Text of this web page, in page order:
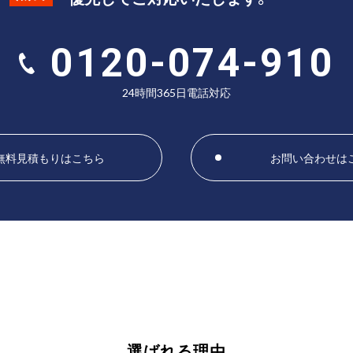
0120-074-910
24時間365日電話対応
料見積もりはこちら お問い合わせは